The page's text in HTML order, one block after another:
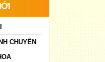
CHUYỂN